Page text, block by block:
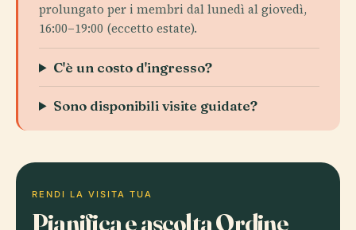
prolungato per i membri dal lunedì al giovedì,
16:00–19:00 (eccetto estate).
C'è un costo d'ingresso?
Sono disponibili visite guidate?
RENDI LA VISITA TUA
Pianifica e ascolta Ordine